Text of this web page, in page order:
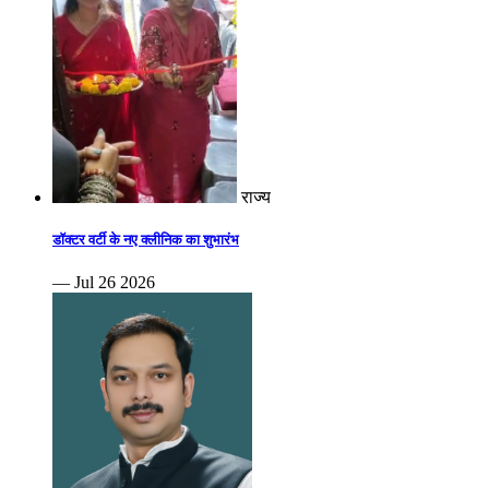
राज्य
डॉक्टर वर्टी के नए क्लीनिक का शुभारंभ
— Jul 26 2026